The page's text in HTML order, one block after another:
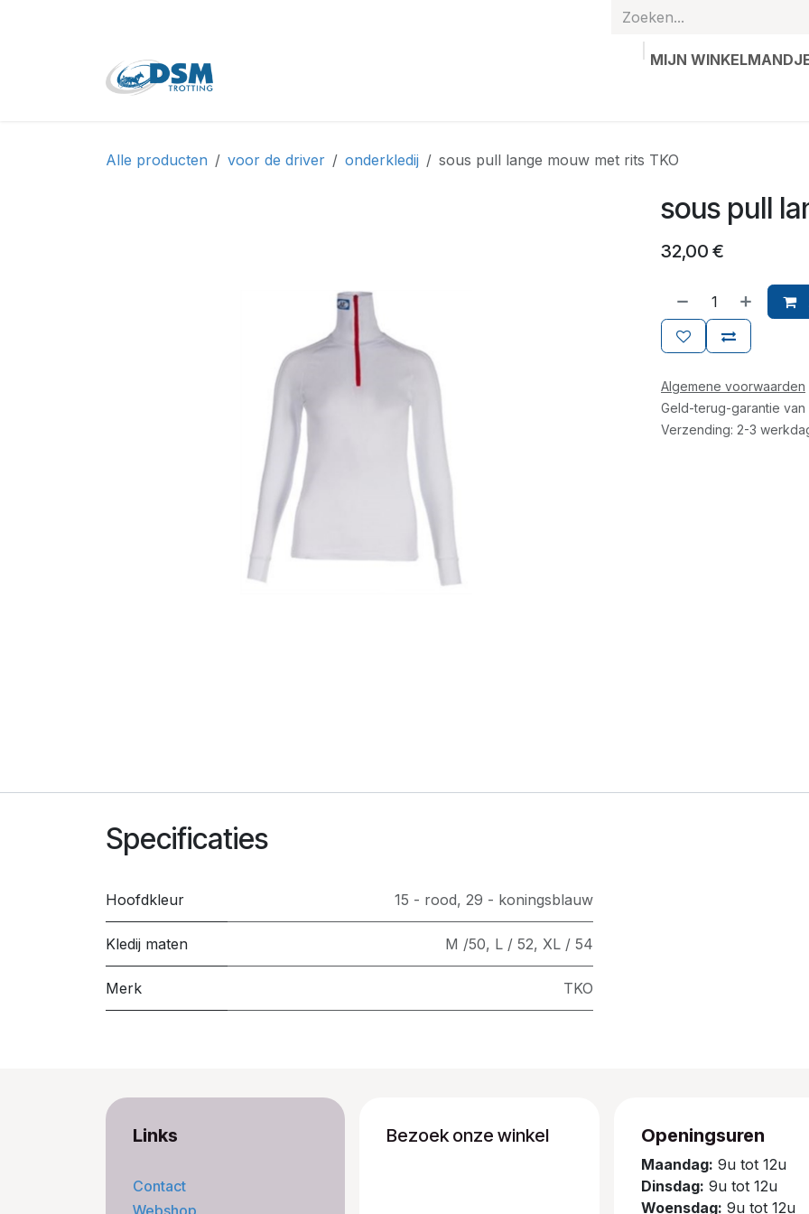
MIJN
Alle producten voor de driver onderkledij sous pull lange mouw met rits TKO
sous pull
32,00 €
Algemene voorwaarden
Geld-terug-garantie van
Verzending: 2-3
Specificaties
Hoofdkleur 15 - rood, 29 - koningsblauw
Kledij maten M /50, L / 52, XL / 54
Merk TKO
Links
Contact
Webshop
Bezoek onze winkel Openingsuren
Maandag: 9u tot 12u
Dinsdag: 9u tot 12u
Woensdag: 9u tot 12u